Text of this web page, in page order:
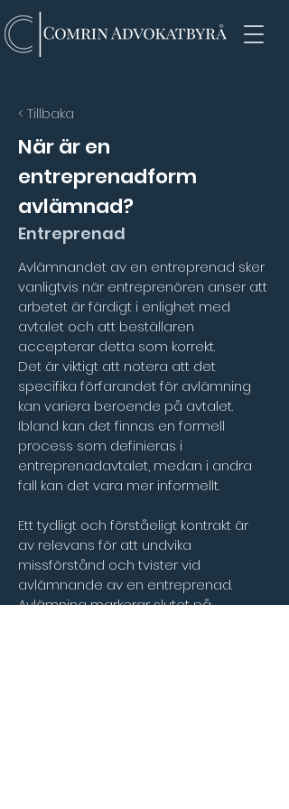
< Tillbaka
När är en
entreprenadform
avlämnad?
Entreprenad
Avlämnandet av en entreprenad sker
vanligtvis när entreprenören anser att
arbetet är färdigt i enlighet med
avtalet och att beställaren
accepterar detta som korrekt.
Det är viktigt att notera att det
specifika förfarandet för avlämning
kan variera beroende på avtalet.
Ibland kan det finnas en formell
process som definieras i
entreprenadavtalet, medan i andra
fall kan det vara mer informellt.
Ett tydligt och förståeligt kontrakt är
av relevans för att undvika
missförstånd och tvister vid
avlämnande av en entreprenad.
Avlämning markerar slutet på